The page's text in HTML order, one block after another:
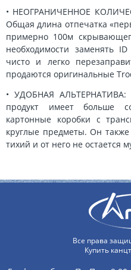
• НЕОГРАНИЧЕННОЕ
Общая длина отпечатка
примерно 100м
необходимости заменять
чисто и легко
продаются оригинальные
• УДОБНАЯ АЛЬТЕРНАТИВА:
продукт имеет больше
картонные коробки с
круглые предметы. Он
тихий и от него не остается
Все права
Купить